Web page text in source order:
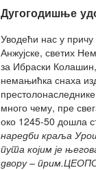
Дугогодишње
Уводећи нас у
Анжујске, светих
за Ибраски
немањићка снаха
много чему, пре
око 1245-50 дошла
наредби краља
пута којим је
двору –